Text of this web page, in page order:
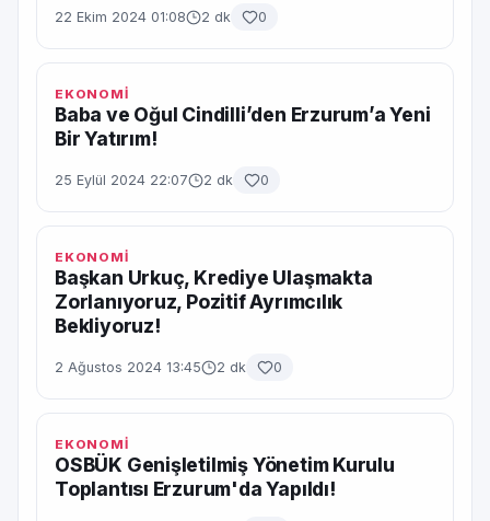
22 Ekim 2024 01:08 2 dk 0
EKONOMİ
Baba ve Oğul Cindilli’den Erzurum’a Yeni
Bir Yatırım!
25 Eylül 2024 22:07 2 dk 0
EKONOMİ
Başkan Urkuç, Krediye Ulaşmakta
Zorlanıyoruz, Pozitif Ayrımcılık
Bekliyoruz!
2 Ağustos 2024 13:45 2 dk 0
EKONOMİ
OSBÜK Genişletilmiş Yönetim Kurulu
Toplantısı Erzurum'da Yapıldı!